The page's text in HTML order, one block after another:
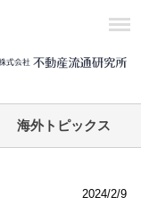
海外トピックス
2024/2/9